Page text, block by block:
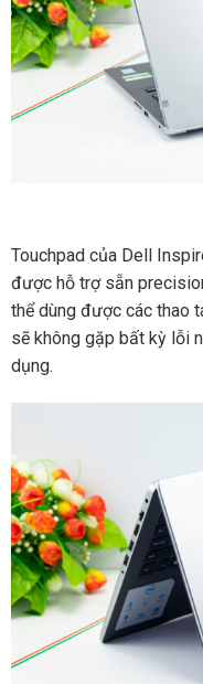
Touchpad của Dell
được hỗ trợ sẵn
thể dùng được các thao
sẽ không gặp bất kỳ lỗi
dụng.